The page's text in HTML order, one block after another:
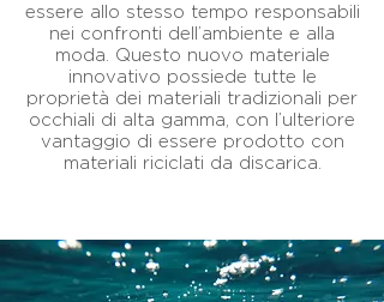
essere allo stesso tempo responsabili
nei confronti dell’ambiente e alla
moda. Questo nuovo materiale
innovativo possiede tutte le
proprietà dei materiali tradizionali per
occhiali di alta gamma, con l’ulteriore
vantaggio di essere prodotto con
materiali riciclati da discarica.